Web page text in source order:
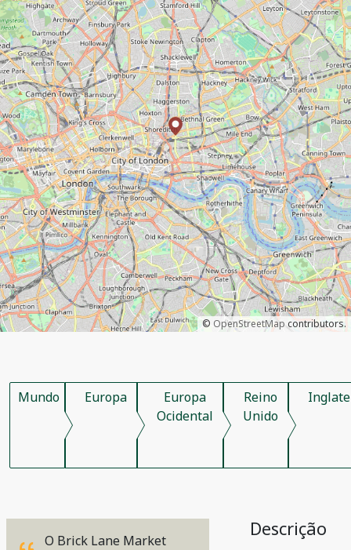
© OpenStreetMapcontributors.
Mundo Europa
Europa
Ocidental
Reino
Unido
O Brick Lane Market
Descrição